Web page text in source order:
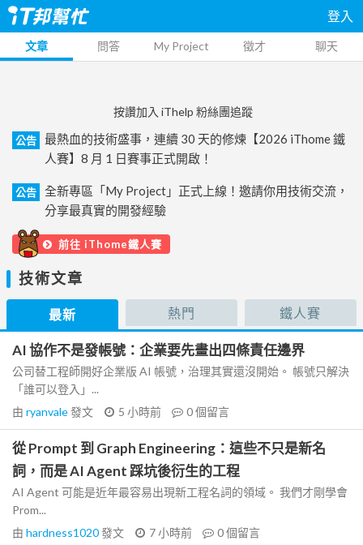
登入
文章 問答 My Project 徵才 聊天
按讚加入 iThelp 粉絲團追蹤
公告
最熱血的技術盛事，連續 30 天的修煉【2026 iThome 鐵
人賽】8 月 1 日賽事正式開啟！
公告
全新專區「My Project」正式上線！邀請你用技術交流，
分享最真實的開發經驗
前往 iThome鐵人賽
技術文章
最新 熱門 鐵人賽
AI 協作不是發帳號：企業要先畫出四條責任邊界
公司替工程師開好企業版 AI 帳號，治理其實還沒開始。 帳號只解決
「誰可以登入」...
由 ryanvale發文 5 小時前 0個留言
從 Prompt 到 Graph Engineering：這些不只是新名
詞，而是 AI Agent 踩坑後衍生的工程
AI Agent 可能是近年最容易出現新工程名詞的領域。 我們才剛學會
Prom...
由 hardness1020發文 7 小時前 0個留言